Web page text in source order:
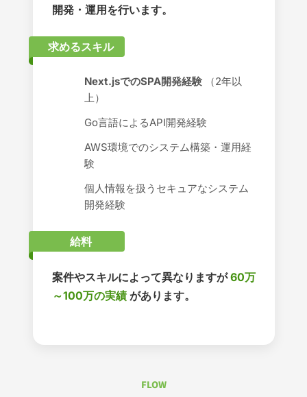
開発・運用を行います。
求めるスキル
Next.jsでのSPA開発経験
（2年以
上）
Go言語によるAPI開発経験
AWS環境でのシステム構築・運用経
験
個人情報を扱うセキュアなシステム
開発経験
給料
案件やスキルによって異なりますが60万
～100万の実績 があります。
FLOW